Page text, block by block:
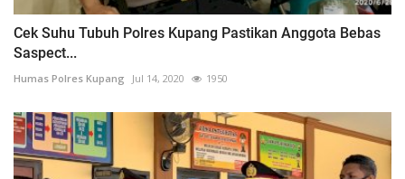
Cek Suhu Tubuh Polres Kupang Pastikan Anggota Bebas
Saspect...
Humas Polres Kupang Jul 14, 2020 1950